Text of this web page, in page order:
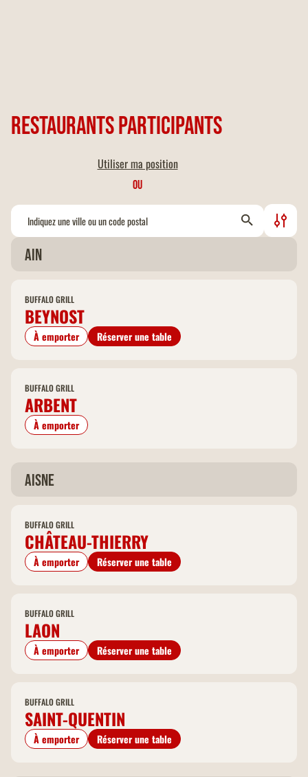
Restaurants participants
Utiliser ma position
OU
7
27
30
46
−
contributors
Ain
BUFFALO GRILL
BEYNOST
À emporter Réserver une table
BUFFALO GRILL
ARBENT
À emporter
Aisne
BUFFALO GRILL
CHÂTEAU-THIERRY
À emporter Réserver une table
BUFFALO GRILL
LAON
À emporter Réserver une table
BUFFALO GRILL
SAINT-QUENTIN
À emporter Réserver une table